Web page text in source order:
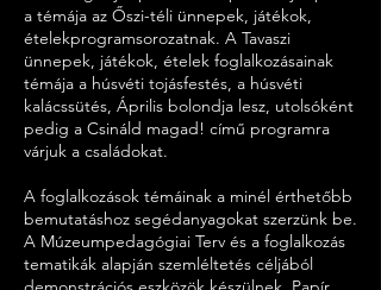
a témája az Őszi-téli ünnepek, játékok,
ételekprogramsorozatnak. A Tavaszi
ünnepek, játékok, ételek foglalkozásainak
témája a húsvéti tojásfestés, a húsvéti
kalácssütés, Április bolondja lesz, utolsóként
pedig a Csináld magad! című programra
várjuk a családokat.
A foglalkozások témáinak a minél érthetőbb
bemutatáshoz segédanyagokat szerzünk be.
A Múzeumpedagógiai Terv és a foglalkozás
tematikák alapján szemléltetés céljából